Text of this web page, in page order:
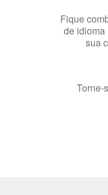
Fique
de idioma
sua
Torne-